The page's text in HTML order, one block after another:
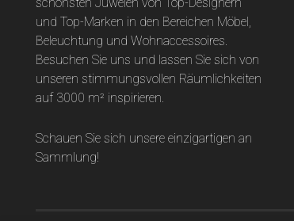
und Top-Marken in den Bereichen Möbel,
Beleuchtung und Wohnaccessoires.
Besuchen Sie uns und lassen Sie sich von
unseren stimmungsvollen Räumlichkeiten
auf 3000 m² inspirieren.
Schauen Sie sich unsere einzigartigen an
Sammlung!